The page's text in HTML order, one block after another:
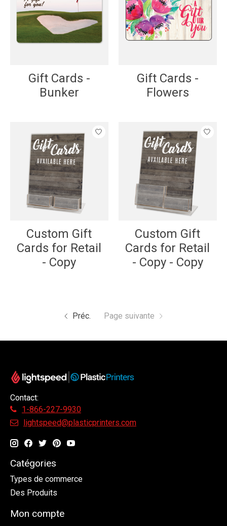
Gift Cards -
Bunker
Gift Cards -
Flowers
Custom Gift
Cards for Retail
- Copy
Custom Gift
Cards for Retail
- Copy - Copy
Préc. Page suivante
Contact:
1-866-227-9930
lightspeed@plasticprinters.com
Catégories
Types de commerce
Des Produits
Mon compte